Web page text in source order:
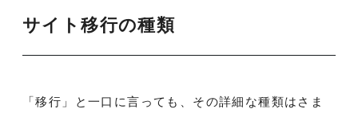
サイト移行の種類
「移行」と一口に言っても、その詳細な種類はさま